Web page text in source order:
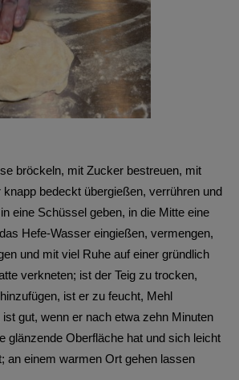
bröckeln, mit Zucker bestreuen, mit
bedeckt übergießen, verrühren und
eine Schüssel geben, in die Mitte eine
Hefe-Wasser eingießen, vermengen,
und mit viel Ruhe auf einer gründlich
verkneten; ist der Teig zu trocken,
ist er zu feucht, Mehl
ist gut, wenn er nach etwa zehn Minuten
glänzende Oberfläche hat und sich leicht
an einem warmen Ort gehen lassen